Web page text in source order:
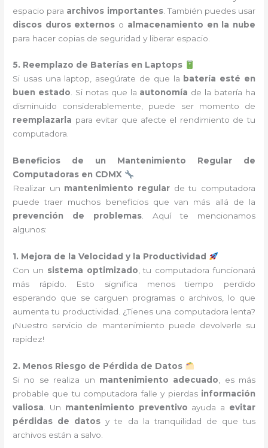
espacio para archivos importantes. También puedes usar
discos duros externos o almacenamiento en la nube
para hacer copias de seguridad y liberar espacio.
5. Reemplazo de Baterías en Laptops
Si usas una laptop, asegúrate de que la batería esté en
buen estado. Si notas que la autonomía de la batería ha
disminuido considerablemente, puede ser momento de
reemplazarla para evitar que afecte el rendimiento de tu
computadora.
Beneficios de un Mantenimiento Regular de
Computadoras en CDMX
Realizar un mantenimiento regular de tu computadora
puede traer muchos beneficios que van más allá de la
prevención de problemas. Aquí te mencionamos
algunos:
1. Mejora de la Velocidad y la Productividad
Con un sistema optimizado , tu computadora funcionará
más rápido. Esto significa menos tiempo perdido
esperando que se carguen programas o archivos, lo que
aumenta tu productividad. ¿Tienes una computadora lenta?
¡Nuestro servicio de mantenimiento puede devolverle su
rapidez!
2. Menos Riesgo de Pérdida de Datos
Si no se realiza un mantenimiento adecuado , es más
probable que tu computadora falle y pierdas información
valiosa . Un mantenimiento preventivo ayuda a evitar
pérdidas de datos y te da la tranquilidad de que tus
archivos están a salvo.